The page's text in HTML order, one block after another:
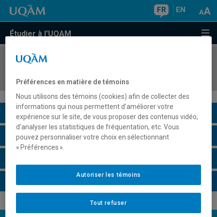
FR EN
Étudier à l'UQAM
COURS//
Description du cours
Horaire - Été 2026
Préférences en matière de témoins
Nous utilisons des témoins (cookies) afin de collecter des
informations qui nous permettent d’améliorer votre
expérience sur le site, de vous proposer des contenus vidéo,
d’analyser les statistiques de fréquentation, etc. Vous
pouvez personnaliser votre choix en sélectionnant
« Préférences ».
Tout refuser
Autoriser les témoins